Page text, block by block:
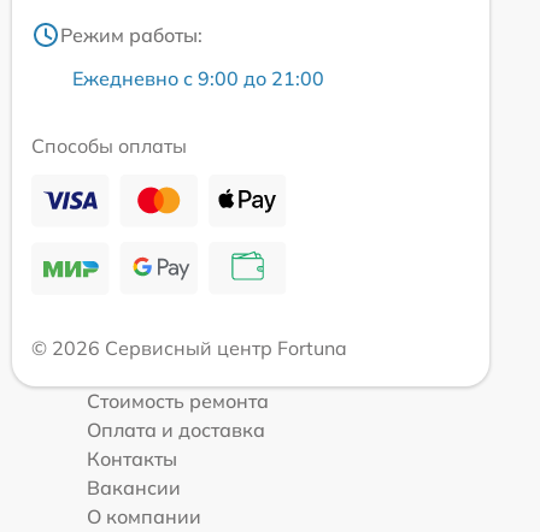
Режим работы:
Ежедневно с 9:00 до 21:00
Способы оплаты
© 2026 Сервисный центр Fortuna
Стоимость ремонта
Оплата и доставка
Контакты
Вакансии
О компании